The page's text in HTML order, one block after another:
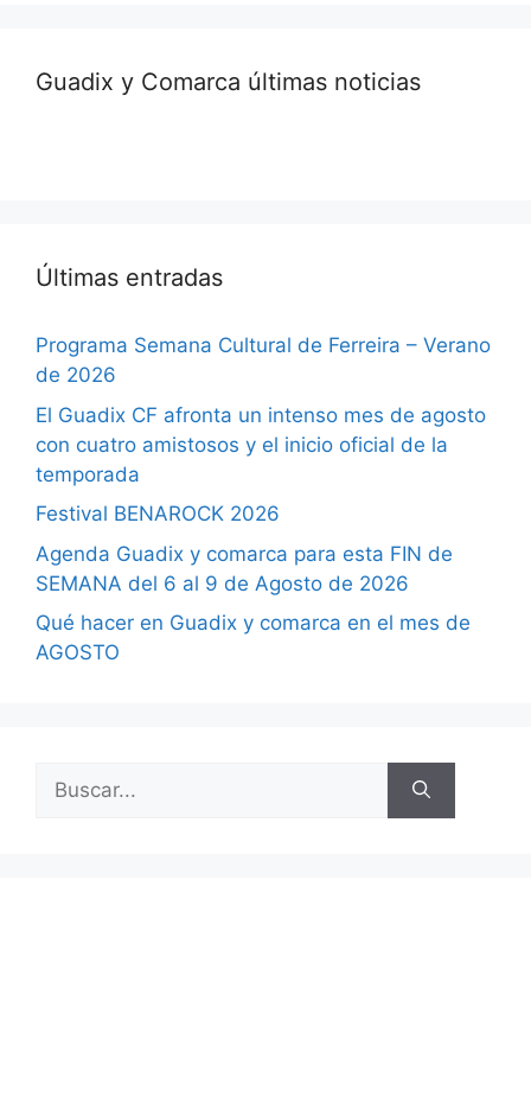
Guadix y Comarca últimas noticias
Últimas entradas
Programa Semana Cultural de Ferreira – Verano
de 2026
El Guadix CF afronta un intenso mes de agosto
con cuatro amistosos y el inicio oficial de la
temporada
Festival BENAROCK 2026
Agenda Guadix y comarca para esta FIN de
SEMANA del 6 al 9 de Agosto de 2026
Qué hacer en Guadix y comarca en el mes de
AGOSTO
Buscar: